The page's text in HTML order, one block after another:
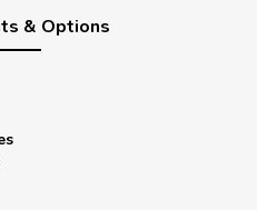
& Options